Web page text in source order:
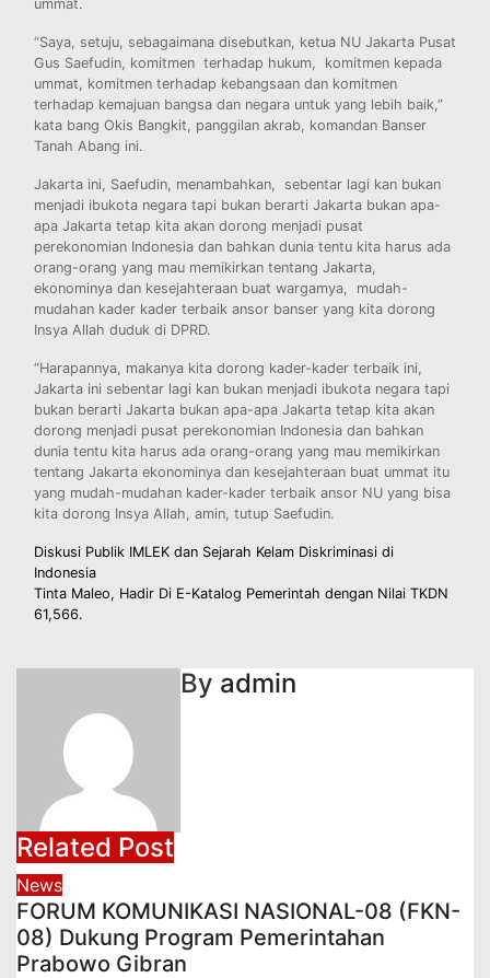
ummat.
“Saya, setuju, sebagaimana disebutkan, ketua NU Jakarta Pusat
Gus Saefudin, komitmen terhadap hukum, komitmen kepada
ummat, komitmen terhadap kebangsaan dan komitmen
terhadap kemajuan bangsa dan negara untuk yang lebih baik,”
kata bang Okis Bangkit, panggilan akrab, komandan Banser
Tanah Abang ini.
Jakarta ini, Saefudin, menambahkan, sebentar lagi kan bukan
menjadi ibukota negara tapi bukan berarti Jakarta bukan apa-
apa Jakarta tetap kita akan dorong menjadi pusat
perekonomian Indonesia dan bahkan dunia tentu kita harus ada
orang-orang yang mau memikirkan tentang Jakarta,
ekonominya dan kesejahteraan buat wargamya, mudah-
mudahan kader kader terbaik ansor banser yang kita dorong
Insya Allah duduk di DPRD.
“Harapannya, makanya kita dorong kader-kader terbaik ini,
Jakarta ini sebentar lagi kan bukan menjadi ibukota negara tapi
bukan berarti Jakarta bukan apa-apa Jakarta tetap kita akan
dorong menjadi pusat perekonomian Indonesia dan bahkan
dunia tentu kita harus ada orang-orang yang mau memikirkan
tentang Jakarta ekonominya dan kesejahteraan buat ummat itu
yang mudah-mudahan kader-kader terbaik ansor NU yang bisa
kita dorong Insya Allah, amin, tutup Saefudin.
Navigasi
pos
Diskusi Publik IMLEK dan Sejarah Kelam Diskriminasi di
Indonesia
Tinta Maleo, Hadir Di E-Katalog Pemerintah dengan Nilai TKDN
61,566.
By admin
Related Post
News
FORUM KOMUNIKASI NASIONAL-08 (FKN-
08) Dukung Program Pemerintahan
Prabowo Gibran